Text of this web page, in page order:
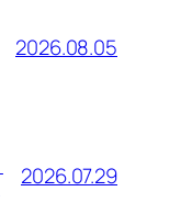
2026.08.05
2026.07.29